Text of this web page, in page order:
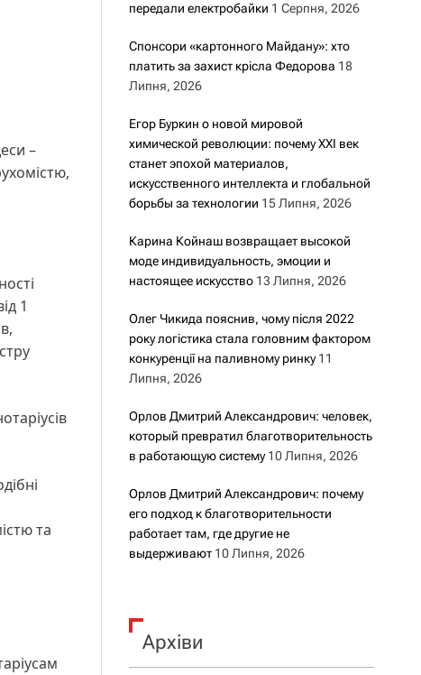
–
1
та
передали електробайки 1 Серпня, 2026
Спонсори «картонного Майдану»: хто
платить за захист крісла Федорова 18
Липня, 2026
Егор Буркин о новой мировой
химической революции: почему XXI век
станет эпохой материалов,
искусственного интеллекта и глобальной
борьбы за технологии 15 Липня, 2026
Карина Койнаш возвращает высокой
моде индивидуальность, эмоции и
настоящее искусство 13 Липня, 2026
Олег Чикида пояснив, чому після 2022
року логістика стала головним фактором
конкуренції на паливному ринку 11
Липня, 2026
Орлов Дмитрий Александрович: человек,
который превратил благотворительность
в работающую систему 10 Липня, 2026
Орлов Дмитрий Александрович: почему
его подход к благотворительности
работает там, где другие не
выдерживают 10 Липня, 2026
Архіви